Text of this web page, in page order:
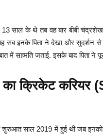
साल के थे तब वह बार बीबी
सब इनके पिता ने देखा और सुदर्शन
में सहमति जताई. इसके बाद पिता ने
का क्रिकेट
साल 2019 में हुई थी जब इनको